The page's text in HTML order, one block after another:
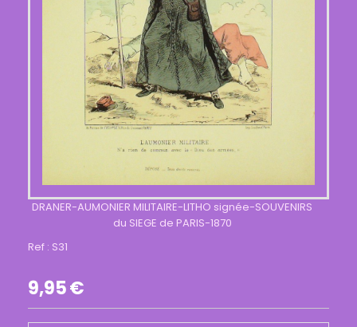
DRANER-AUMONIER MILITAIRE-LITHO signée-SOUVENIRS
du SIEGE de PARIS-1870
Ref : S31
9,95€